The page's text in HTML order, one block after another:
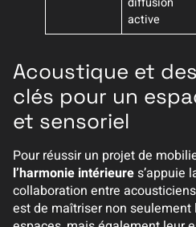
active
Acoustique et
clés pour un
et sensoriel
Pour réussir un projet de
l’harmonie intérieures’appuie
collaboration entre
est de maîtriser non